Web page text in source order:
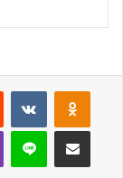
Reddit VKontakte
Viber Line E-Posta ile